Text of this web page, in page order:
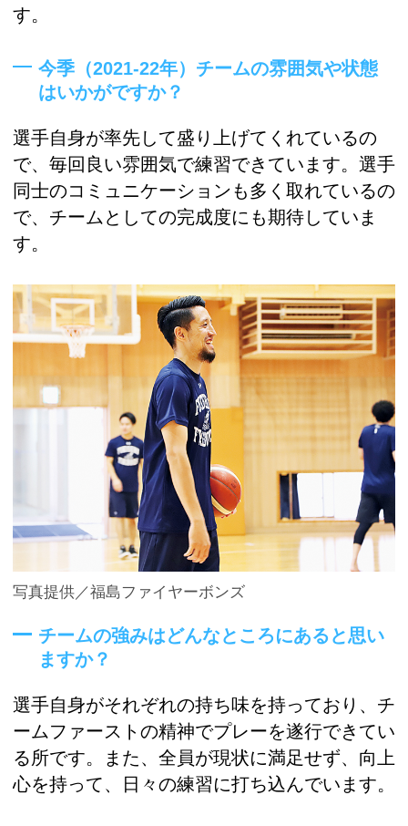
す。
今季（2021-22年）チームの雰囲気や状態
はいかがですか？
選手自身が率先して盛り上げてくれているの
で、毎回良い雰囲気で練習できています。選手
同士のコミュニケーションも多く取れているの
で、チームとしての完成度にも期待していま
す。
写真提供／福島ファイヤーボンズ
チームの強みはどんなところにあると思い
ますか？
選手自身がそれぞれの持ち味を持っており、チ
ームファーストの精神でプレーを遂行できてい
る所です。また、全員が現状に満足せず、向上
心を持って、日々の練習に打ち込んでいます。